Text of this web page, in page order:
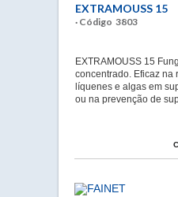
EXTRAMOUSS 15
· Código 3803
EXTRAMOUSS 15
concentrado. Eficaz na
líquenes e algas em
ou na prevenção de